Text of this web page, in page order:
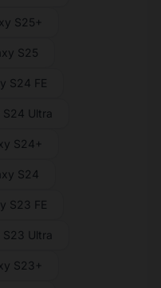
S25+
S25
S24 FE
S24 Ultra
S24+
S24
S23 FE
S23 Ultra
S23+